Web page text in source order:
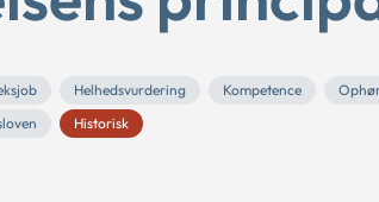
Helhedsvurdering Kompetence
Historisk